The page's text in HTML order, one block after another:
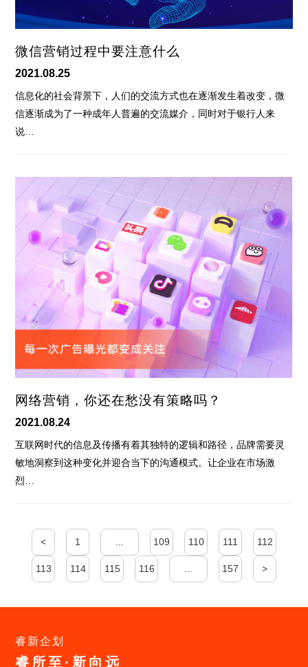
微信营销过程中要注意什么
2021.08.25
信息化的社会背景下，人们的交流方式也在逐渐发生着改变，微
信逐渐成为了一种成年人普遍的交流媒介，同时对于银行人来
说…
网络营销，你还在愁没有策略吗？
2021.08.24
互联网时代的信息及传播有着其独特的逻辑和路径，品牌需要灵
敏地洞察到这种变化并迎合当下的沟通模式。让企业在市场激
烈…
< 1 109 110 111 112
113 114 115 116 157 >
睿新企划
睿所至·新向远